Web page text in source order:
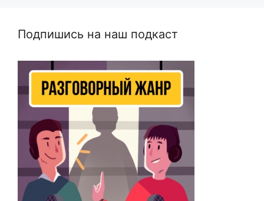
Подпишись на наш подкаст